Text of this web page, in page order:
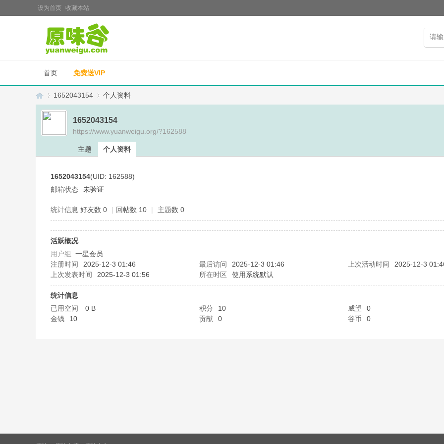
设为首页 收藏本站
首页 免费送VIP
原›
1652043154 个人资料
1652043154
https://www.yuanweigu.org/?162588
主题 个人资料
1652043154(UID: 162588)
邮箱状态
未验证
统计信息 好友数 0 | 回帖数 10 | 主题数 0
活跃概况
用户组 一星会员
注册时间
2025-12-3 01:46 最后访问 2025-12-3 01:46 上次活动时间
2025-12-3
上次发表时间
2025-12-3 01:56 所在时区 使用系统默认
统计信息
已用空间
0 B 积分 10 威望
0
金钱
10 贡献 0 谷币 0